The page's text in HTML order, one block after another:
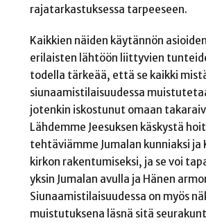
rajatarkastuksessa tarpeeseen.
Kaikkien näiden käytännön
erilaisten lähtöön liittyvien
todella tärkeää, että se kaikki
siunaamistilaisuudessa
jotenkin iskostunut omaan
Lähdemme Jeesuksen käskystä
tehtäviämme Jumalan kunniaksi ja
kirkon rakentumiseksi, ja se voi
yksin Jumalan avulla ja Hänen
Siunaamistilaisuudessa on myös
muistutuksena läsnä sitä